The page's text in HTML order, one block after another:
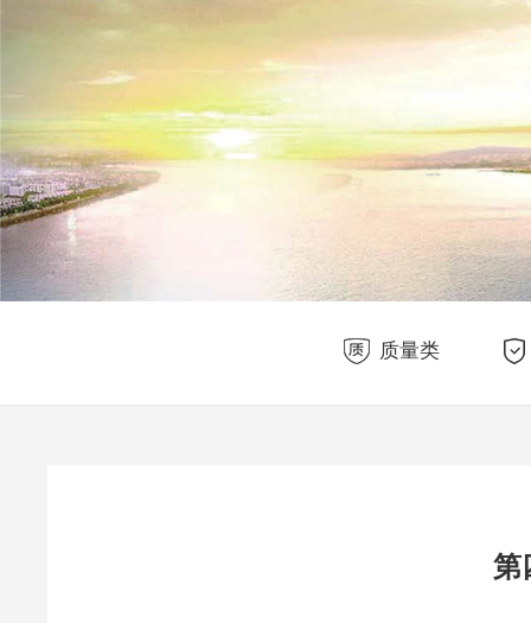
质量类
第